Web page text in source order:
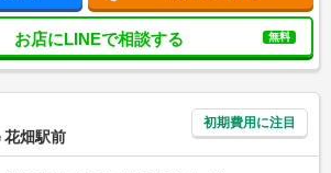
お店にLINEで相談する 無料
花畑駅前
初期費用に注目